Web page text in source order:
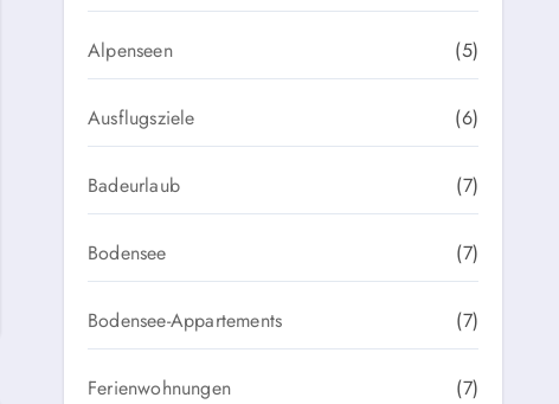
Alpenseen (5)
Ausflugsziele (6)
Badeurlaub (7)
Bodensee (7)
Bodensee-Appartements (7)
Ferienwohnungen (7)